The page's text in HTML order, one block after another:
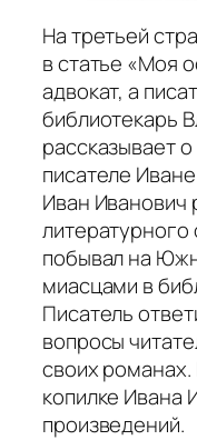
На третьей
в статье «Моя
адвокат, а
библиотекарь
рассказывает
писателе
Иван Иванович
побывал на
миасцами в
Писатель
вопросы
своих романах.
копилке Ивана
произведений.